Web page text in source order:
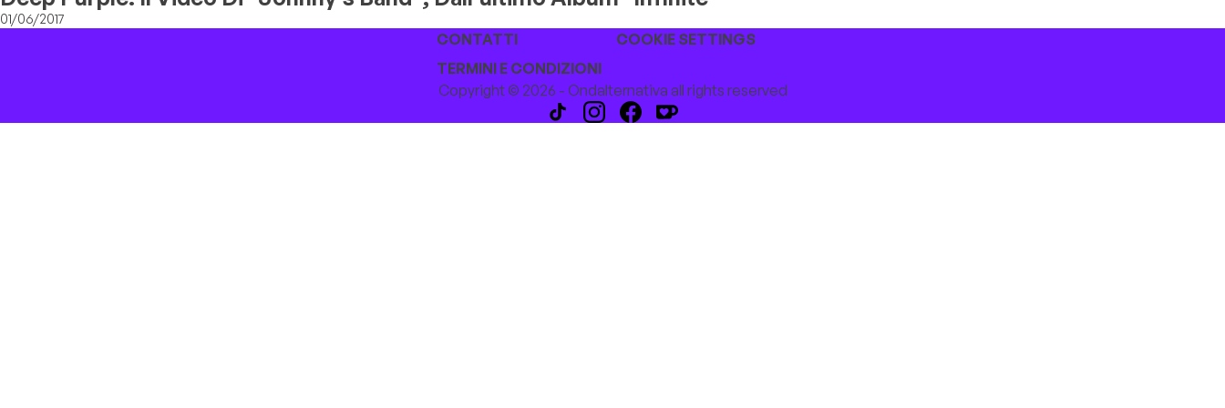
01/06/2017
CONTATTI
COOKIE SETTINGS
TERMINI E CONDIZIONI
Copyright © 2026 - Ondalternativa all rights reserved